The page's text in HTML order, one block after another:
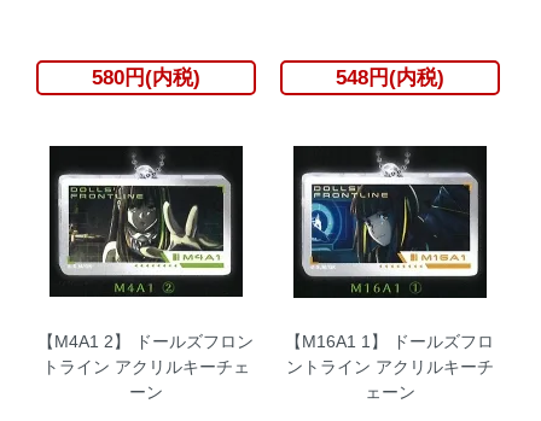
580円(内税) 548円(内税)
【M4A1 2】 ドールズフロン
トライン アクリルキーチェ
ーン
【M16A1 1】 ドールズフロ
ントライン アクリルキーチ
ェーン